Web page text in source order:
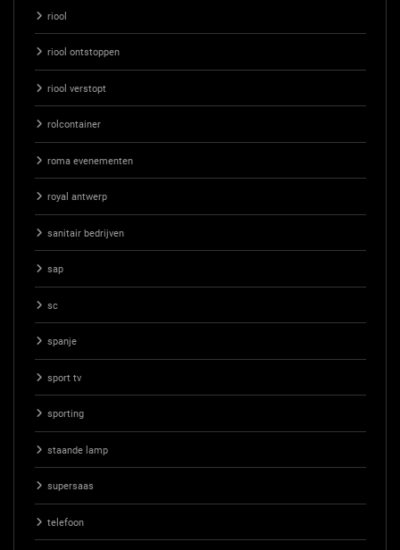
riool
riool ontstoppen
riool verstopt
rolcontainer
roma evenementen
royal antwerp
sanitair bedrijven
sap
sc
spanje
sport tv
sporting
staande lamp
supersaas
telefoon